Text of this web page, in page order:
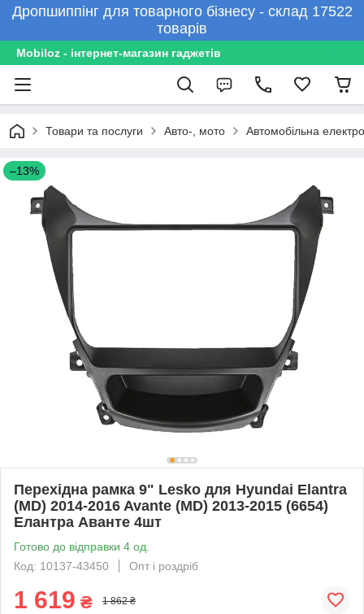
Дропшиппінг для товарного бізнесу - склад 17522
товарів
Mobiloz - інтернет-магазин гаджетів
Товари та послуги Авто-, мото Автомобільна
–13%
Перехідна рамка 9" Lesko для Hyundai Elantra
(MD) 2014-2016 Avante (MD) 2013-2015 (6654)
Елантра Аванте 4шт
Готово до відправки 4 од.
Код: 10137-43450
Опт і роздріб
1 619 ₴ 1 862 ₴